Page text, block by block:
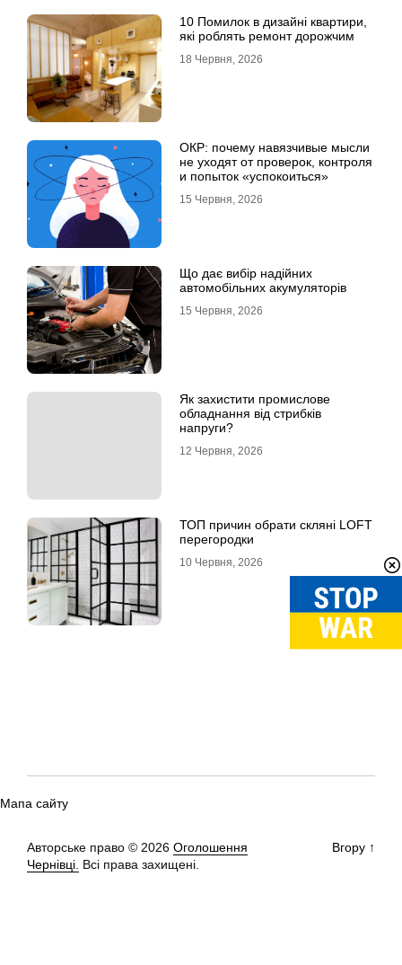
10 Помилок в дизайні квартири,
які роблять ремонт дорожчим
18 Червня, 2026
ОКР: почему навязчивые мысли
не уходят от проверок, контроля
и попыток «успокоиться»
15 Червня, 2026
Що дає вибір надійних
автомобільних акумуляторів
15 Червня, 2026
Як захистити промислове
обладнання від стрибків
напруги?
12 Червня, 2026
ТОП причин обрати скляні LOFT
перегородки
10 Червня, 2026
Мапа сайту
Авторське право © 2026 Оголошення
Чернівці. Всі права захищені.
Вгору ↑